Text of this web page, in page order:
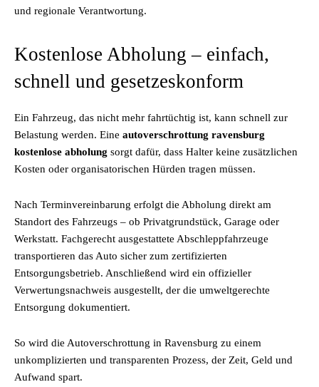
und regionale Verantwortung.
Kostenlose Abholung – einfach,
schnell und gesetzeskonform
Ein Fahrzeug, das nicht mehr fahrtüchtig ist, kann schnell zur
Belastung werden. Eine autoverschrottung ravensburg
kostenlose abholung sorgt dafür, dass Halter keine zusätzlichen
Kosten oder organisatorischen Hürden tragen müssen.
Nach Terminvereinbarung erfolgt die Abholung direkt am
Standort des Fahrzeugs – ob Privatgrundstück, Garage oder
Werkstatt. Fachgerecht ausgestattete Abschleppfahrzeuge
transportieren das Auto sicher zum zertifizierten
Entsorgungsbetrieb. Anschließend wird ein offizieller
Verwertungsnachweis ausgestellt, der die umweltgerechte
Entsorgung dokumentiert.
So wird die Autoverschrottung in Ravensburg zu einem
unkomplizierten und transparenten Prozess, der Zeit, Geld und
Aufwand spart.